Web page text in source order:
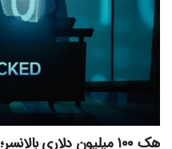
هک ۱۰۰ میلیون دلاری